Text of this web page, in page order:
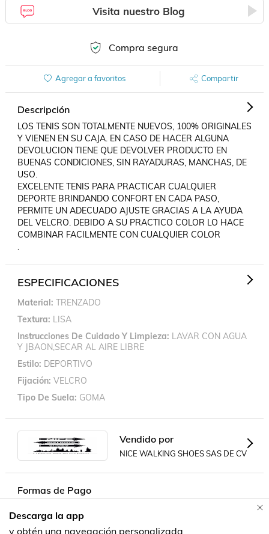
Visita nuestro Blog
Compra segura
Agregar a favoritos Compartir
Descripción
LOS TENIS SON TOTALMENTE NUEVOS, 100% ORIGINALES
Y VIENEN EN SU CAJA. EN CASO DE HACER ALGUNA
DEVOLUCION TIENE QUE DEVOLVER PRODUCTO EN
BUENAS CONDICIONES, SIN RAYADURAS, MANCHAS, DE
USO.
EXCELENTE TENIS PARA PRACTICAR CUALQUIER
DEPORTE BRINDANDO CONFORT EN CADA PASO,
PERMITE UN ADECUADO AJUSTE GRACIAS A LA AYUDA
DEL VELCRO. DEBIDO A SU PRACTICO COLOR LO HACE
COMBINAR FACILMENTE CON CUALQUIER COLOR
.
ESPECIFICACIONES
Material TRENZADO
Textura LISA
Instrucciones De Cuidado Y Limpieza LAVAR CON AGUA
Y JBAON,SECAR AL AIRE LIBRE
Estilo DEPORTIVO
Fijación VELCRO
Tipo De Suela GOMA
Vendido por
NICE WALKING SHOES SAS DE CV
Formas de Pago
Descarga la app
y obtén una navegación personalizada